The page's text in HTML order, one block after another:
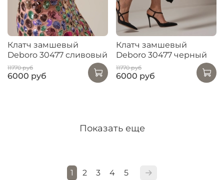
Клатч замшевый
Deboro 30477 сливовый
11770 руб
6000 руб
Клатч замшевый
Deboro 30477 черный
11770 руб
6000 руб
Показать еще
1 2 3 4 5